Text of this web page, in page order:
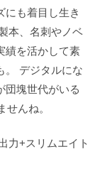
にも着目し生き
本、名刺やノベ
績を活かして素
。 デジタルにな
団塊世代がいる
んね。
力+スリムエイト